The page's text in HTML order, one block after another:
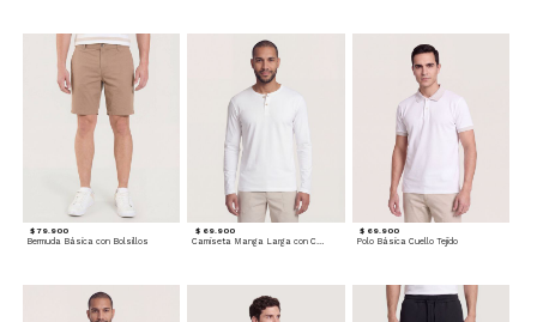
$ 79.900
Bermuda Básica con Bolsillos
$ 69.900 $ 69.900
Polo Básica Cuello Tejido